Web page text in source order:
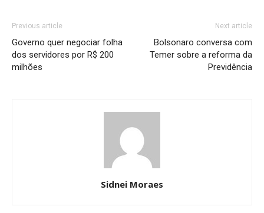
Previous article
Governo quer negociar folha
dos servidores por R$ 200
milhões
Next article
Bolsonaro conversa com
Temer sobre a reforma da
Previdência
Sidnei Moraes